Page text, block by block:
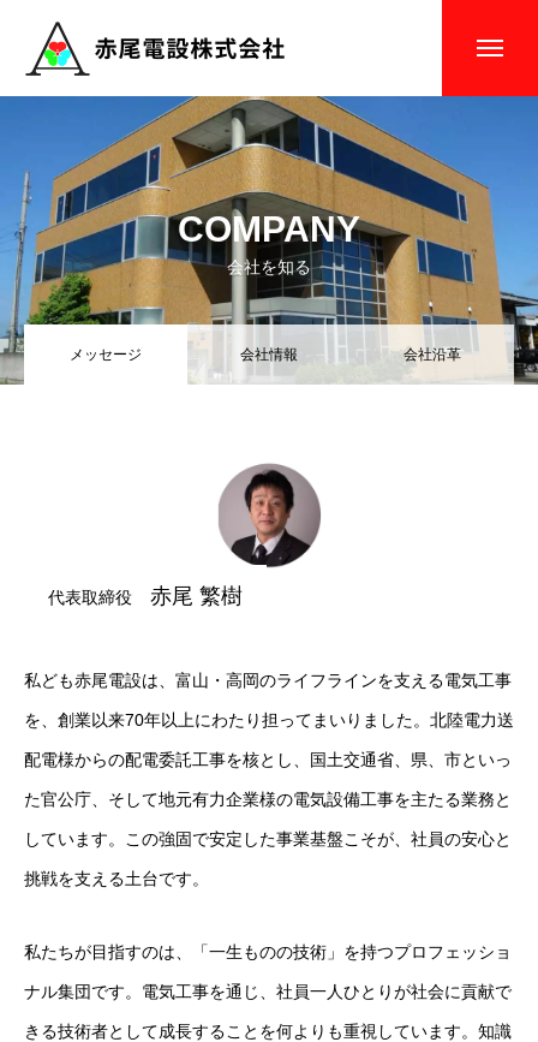
トップページ
COMPANY 会社を知る
BUSINESS 仕事を知る
私たちの仕事
COMPANY
会社を知る
メッセージ 会社情報 会社沿革
代表取締役 赤尾 繁樹
私ども赤尾電設は、富山・高岡のライフラインを支える電気工事
を、創業以来70年以上にわたり担ってまいりました。北陸電力送
配電様からの配電委託工事を核とし、国土交通省、県、市といっ
た官公庁、そして地元有力企業様の電気設備工事を主たる業務と
しています。この強固で安定した事業基盤こそが、社員の安心と
挑戦を支える土台です。
私たちが目指すのは、「一生ものの技術」を持つプロフェッショ
ナル集団です。電気工事を通じ、社員一人ひとりが社会に貢献で
きる技術者として成長することを何よりも重視しています。知識